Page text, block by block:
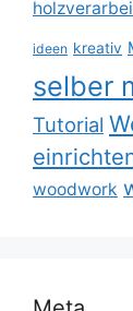
ideen kreativ
selber
Tutorial
woodwork